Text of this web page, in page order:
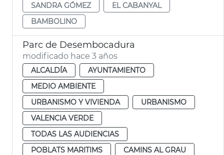
SANDRA GÓMEZ
EL CABANYAL
BAMBOLINO
Parc de Desembocadura
modificado hace 3 años
ALCALDÍA
AYUNTAMIENTO
MEDIO AMBIENTE
URBANISMO Y VIVIENDA
URBANISMO
VALENCIA VERDE
TODAS LAS AUDIENCIAS
POBLATS MARITIMS
CAMINS AL GRAU